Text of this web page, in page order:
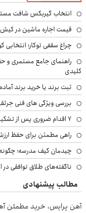
انتخاب گیربکس شافت
قیمت اجاره ماشین در کیش در سال ۱۴۰۵ چقدر
چراغ سقفی توکار؛
راهنمای جامع مستمری و
کلیدی
ثبت برند یا خرید برند
بررسی ویژگی های فنی
۷ اقدام ضروری پس از تشکیل پرونده مواد مخدر؛ راهنمای خانواده‌ها
راهی مطمئن برای حفظ
چیدمان کیف مدرسه؛
ناگفته‌های طلاق توافقی
مطالب پیشنهادی
آهن پرایس، خرید مطمئن